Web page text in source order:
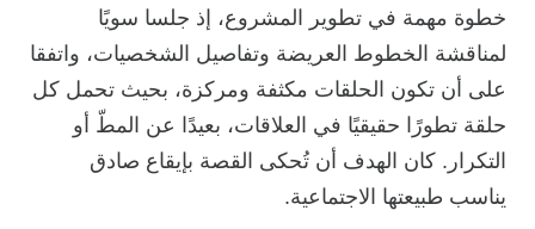
خطوة مهمة في تطوير المشروع، إذ جلسا سويًا
لمناقشة الخطوط العريضة وتفاصيل الشخصيات، واتفقا
على أن تكون الحلقات مكثفة ومركزة، بحيث تحمل كل
حلقة تطورًا حقيقيًا في العلاقات، بعيدًا عن المطّ أو
التكرار. كان الهدف أن تُحكى القصة بإيقاع صادق
يناسب طبيعتها الاجتماعية.